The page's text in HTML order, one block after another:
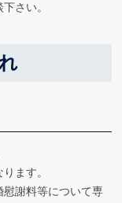
さい。
ます。
謝料等について専